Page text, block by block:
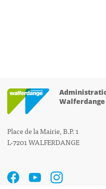
Walferdange
Place de la Mairie, B.P. 1
L-7201 WALFERDANGE